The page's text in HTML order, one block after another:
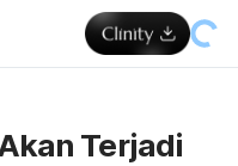
Terjadi